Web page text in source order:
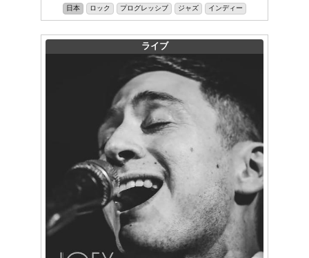
日本 ロック プログレッシブ ジャズ インディー
ライブ